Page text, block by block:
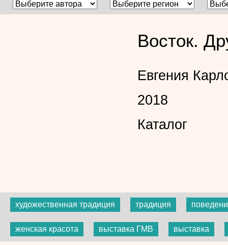
Восток.
Евгения
2018
Каталог
художественная традиция традиция
женская красота выставка ГМВ выставка